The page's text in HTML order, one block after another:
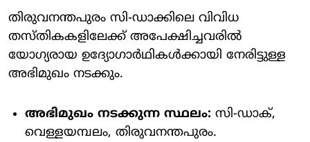
തിരുവനന്തപുരം സി-ഡാക്കിലെ വിവിധ
തസ്തികകളിലേക്ക് അപേക്ഷിച്ചവരിൽ
യോഗ്യരായ ഉദ്യോഗാർഥികൾക്കായി നേരിട്ടുള്ള
അഭിമുഖം നടക്കും.
അഭിമുഖം നടക്കുന്ന സ്ഥലം: സി-ഡാക്,
വെള്ളയമ്പലം, തിരുവനന്തപുരം.